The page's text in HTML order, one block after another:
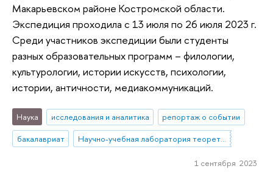
Макарьевском районе Костромской области.
Экспедиция проходила с 13 июля по 26 июля 2023 г.
Среди участников экспедиции были студенты
разных образовательных программ – филологии,
культурологии, истории искусств, психологии,
истории, античности, медиакоммуникаций.
Наука исследования и аналитика
репортаж о событии
бакалавриат
Научно-учебная лаборатория теоретической и полевой фольклористики
1 сентября 2023